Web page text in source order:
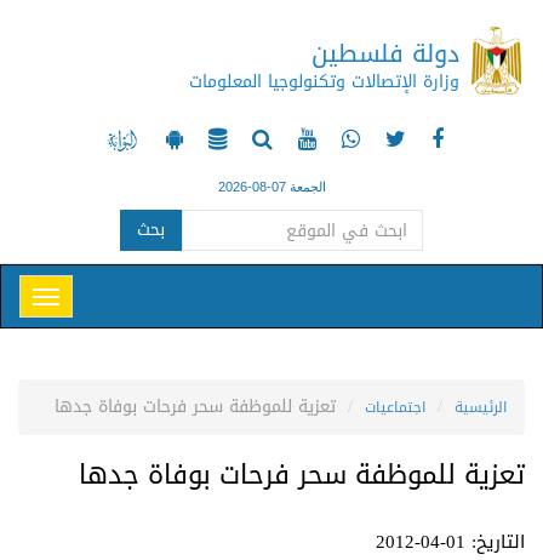
دولة فلسطين
وزارة الإتصالات وتكنولوجيا المعلومات
الجمعة 07-08-2026
بحث
الرئيسية اجتماعيات تعزية للموظفة سحر فرحات بوفاة جدها
تعزية للموظفة سحر فرحات بوفاة جدها
التاريخ: 01-04-2012